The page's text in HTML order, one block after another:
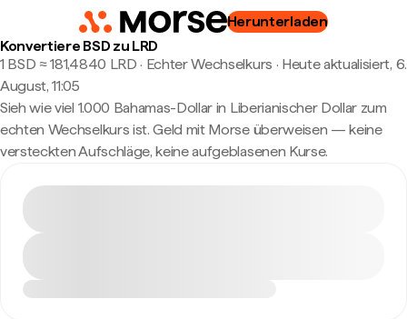
Herunterladen
Konvertiere BSD zu LRD
1 BSD ≈ 181,4840 LRD · Echter Wechselkurs · Heute aktualisiert, 6.
August, 11:05
Sieh wie viel 1.000 Bahamas-Dollar in Liberianischer Dollar zum
echten Wechselkurs ist. Geld mit Morse überweisen — keine
versteckten Aufschläge, keine aufgeblasenen Kurse.